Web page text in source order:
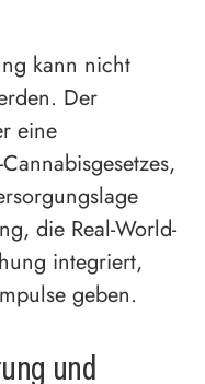
kann nicht
Der
eine
die Real-World-
integriert,
geben.
und